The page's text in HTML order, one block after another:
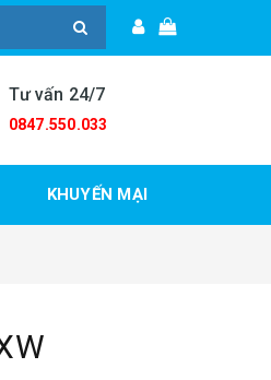
Tư vấn 24/7
0847.550.033
KHUYẾN MẠI